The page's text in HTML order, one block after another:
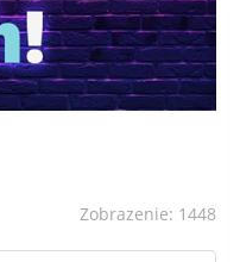
Zobrazenie: 1448